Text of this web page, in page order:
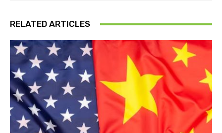
RELATED ARTICLES